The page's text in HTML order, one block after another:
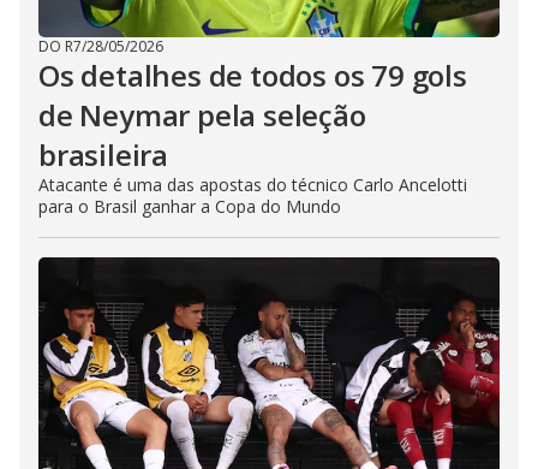
DO R7/28/05/2026
Os detalhes de todos os 79 gols
de Neymar pela seleção
brasileira
Atacante é uma das apostas do técnico Carlo Ancelotti
para o Brasil ganhar a Copa do Mundo